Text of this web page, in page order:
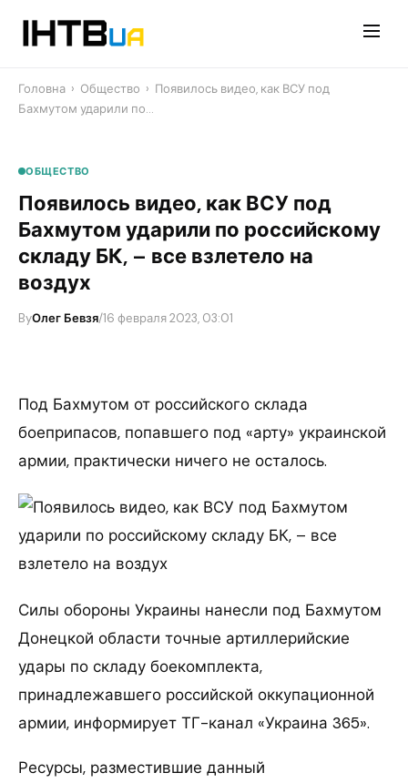
Головна › Общество › Появилось видео, как ВСУ под
Бахмутом ударили по…
ОБЩЕСТВО
Появилось видео, как ВСУ под
Бахмутом ударили по российскому
складу БК, – все взлетело на
воздух
ByОлег Бевзя/16 февраля 2023, 03:01
Под Бахмутом от российского склада
боеприпасов, попавшего под «арту» украинской
армии, практически ничего не осталось.
Силы обороны Украины нанесли под Бахмутом
Донецкой области точные артиллерийские
удары по складу боекомплекта,
принадлежавшего российской оккупационной
армии, информирует ТГ-канал «Украина 365».
Ресурсы, разместившие данный